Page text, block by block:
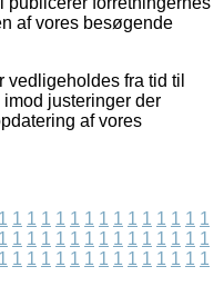
af vores besøgende
vedligeholdes fra tid til
justeringer der
af vores
1 1 1 1 1 1 1 1 1 1 1 1 1 1 1
1 1 1 1 1 1 1 1 1 1 1 1 1 1 1
1 1 1 1 1 1 1 1 1 1 1 1 1 1 1